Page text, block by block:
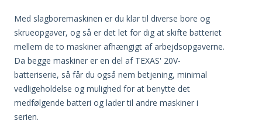
Med slagboremaskinen er du klar til diverse bore og
skrueopgaver, og så er det let for dig at skifte batteriet
mellem de to maskiner afhængigt af arbejdsopgaverne.
Da begge maskiner er en del af TEXAS' 20V-
batteriserie, så får du også nem betjening, minimal
vedligeholdelse og mulighed for at benytte det
medfølgende batteri og lader til andre maskiner i
serien.